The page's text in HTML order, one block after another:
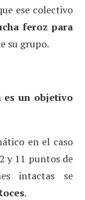
ese colectivo
feroz para
su grupo.
es un objetivo
en el caso
y 11 puntos de
intactas se
.